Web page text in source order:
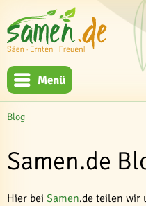
Menü
Blog
Samen.de
Hier bei Samen.de teilen wir